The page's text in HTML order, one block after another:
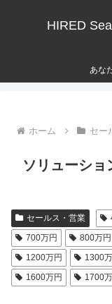
HIRED
あな
ホーム セー
ソリューショ
セールス・営業
700万円
800万円
1200万円
1300
1600万円
1700